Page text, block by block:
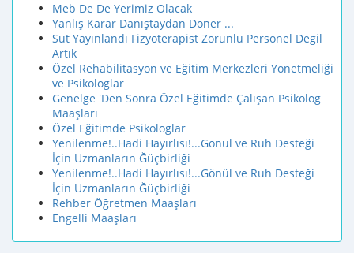
Meb De De Yerimiz Olacak
Yanlış Karar Danıştaydan Döner ...
Sut Yayınlandı Fizyoterapist Zorunlu Personel Degil
Artık
Özel Rehabilitasyon ve Eğitim Merkezleri Yönetmeliği
ve Psikologlar
Genelge 'Den Sonra Özel Eğitimde Çalışan Psikolog
Maaşları
Özel Eğitimde Psikologlar
Yenilenme!..Hadi Hayırlısı!...Gönül ve Ruh Desteği
İçin Uzmanların Ğüçbirliği
Yenilenme!..Hadi Hayırlısı!...Gönül ve Ruh Desteği
İçin Uzmanların Ğüçbirliği
Rehber Öğretmen Maaşları
Engelli Maaşları